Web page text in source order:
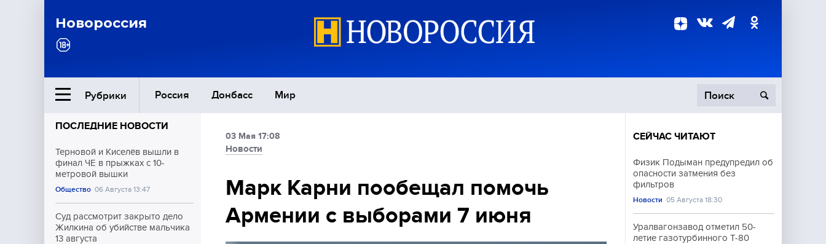
Новороссия
Рубрики Россия Донбасс Мир
Ближний Восток
Общество
Экономика
Происшествия
Культура
Спорт
ПОСЛЕДНИЕ НОВОСТИ
Терновой и Киселёв вышли в
финал ЧЕ в прыжках с 10-
метровой вышки
Общество 06 Августа 13:47
Суд рассмотрит закрыто дело
Жилкина об убийстве мальчика
13 августа
03 Мая 17:08
Новости
Марк Карни пообещал помочь
Армении с выборами 7 июня
СЕЙЧАС ЧИТАЮТ
Физик Подыман предупредил об
опасности затмения без
фильтров
Новости 05 Августа 18:30
Уралвагонзавод отметил 50-
летие газотурбинного Т-80